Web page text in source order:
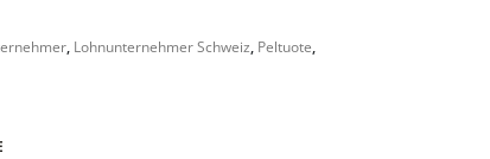
, Lohnunternehmer Schweiz, Peltuote,